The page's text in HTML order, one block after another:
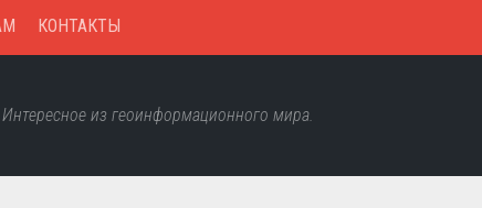
КОНТАКТЫ
Интересное из геоинформационного мира.